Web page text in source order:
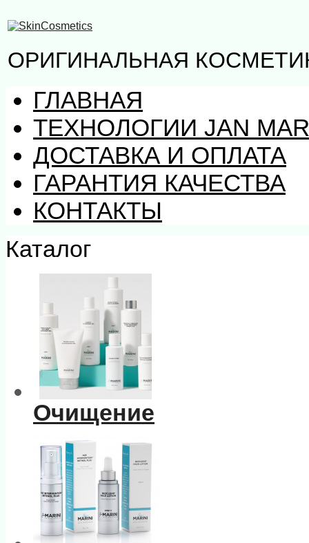
ОРИГИНАЛЬНАЯ
ГЛАВНАЯ
ТЕХНОЛОГИИ JAN
ДОСТАВКА И ОПЛАТА
ГАРАНТИЯ КАЧЕСТВА
КОНТАКТЫ
Каталог
Очищение